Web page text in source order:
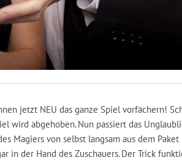
jetzt NEU das ganze Spiel vorfächern!
wird abgehoben. Nun passiert das
Magiers von selbst langsam aus dem Paket
in der Hand des Zuschauers. Der Trick